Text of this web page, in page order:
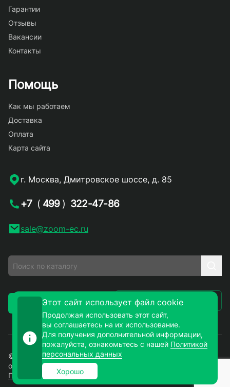
Гарантии
Отзывы
Вакансии
Контакты
Помощь
Как мы работаем
Доставка
Оплата
Карта сайта
г. Москва, Дмитровское шоссе, д. 85
+7 ( 499 ) 322-47-86
sale@zoom-ec.ru
Заказать звонок Написать письмо
© 2026. ЗУМ-СМД – продажа электронных компонентов
оптом и в розницу. Все права защищены.
Политика конфиденциальности
Этот сайт использует файл cookie
Продолжая использовать этот сайт,
вы соглашаетесь на их использование.
Для получения дополнительной информации,
пожалуйста, ознакомьтесь с нашей Политикой
персональных данных
Хорошо